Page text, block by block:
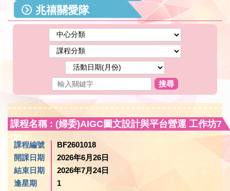
兆禧關愛隊
搜尋
課程名稱 : (婦委)AIGC圖文設計與平台營運 工作坊7
(2)
課程編號
BF2601018
開課日期
2026年6月26日
結束日期
2026年7月24日
逢星期
1